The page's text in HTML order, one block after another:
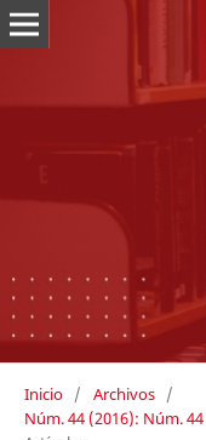
Inicio / Archivos /
Núm. 44 (2016): Núm.